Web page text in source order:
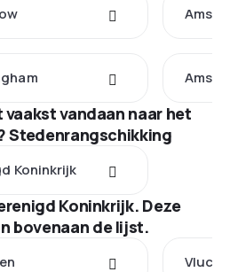
vandaan naar het
Stedenrangschikking
Koninkrijk
Koninkrijk. Deze
bovenaan de lijst.